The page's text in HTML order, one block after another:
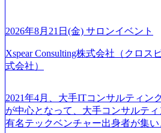
2026年8月21日(金) サロンイベント
Xspear Consulting株式会社（クロス
式会社）
2021年4月、大手ITコンサルティン
が中心となって、大手コンサルテ
有名テックベンチャー出身者が集